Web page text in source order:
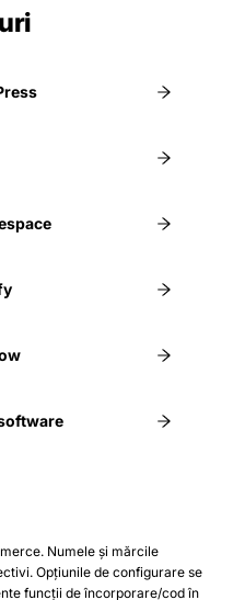
Numele și mărcile
Opțiunile de configurare se
funcții de încorporare/cod în